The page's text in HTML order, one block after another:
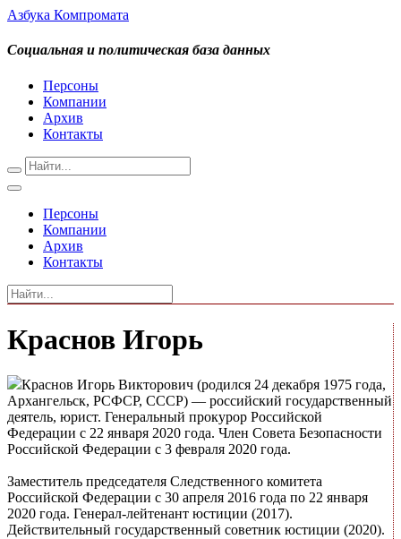
Азбука Компромата
Социальная и политическая база данных
Персоны
Компании
Архив
Контакты
Персоны
Компании
Архив
Контакты
Краснов Игорь
Краснов Игорь Викторович (родился 24 декабря 1975 года,
Архангельск, РСФСР, СССР) — российский государственный
деятель, юрист. Генеральный прокурор Российской
Федерации с 22 января 2020 года. Член Совета Безопасности
Российской Федерации с 3 февраля 2020 года.
Заместитель председателя Следственного комитета
Российской Федерации с 30 апреля 2016 года по 22 января
2020 года. Генерал-лейтенант юстиции (2017).
Действительный государственный советник юстиции (2020).